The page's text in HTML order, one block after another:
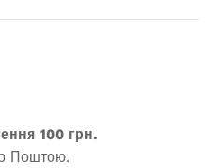
100 грн.
Поштою.